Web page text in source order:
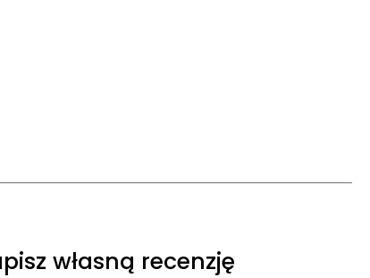
własną recenzję